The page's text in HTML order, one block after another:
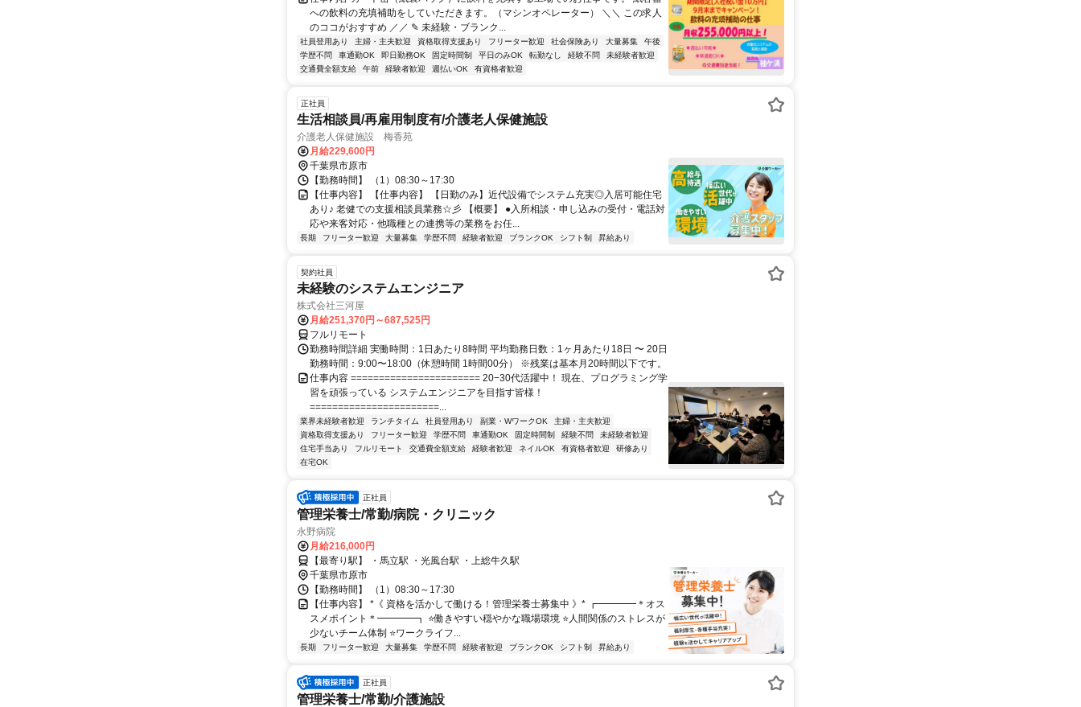
への飲料の充填補助をしていただきます。（マシンオペレーター） ＼＼ この求人
のココがおすすめ ／／ ✎ 未経験・ブランク...
社員登用あり 主婦・主夫歓迎 資格取得支援あり フリーター歓迎 社会保険あり 大量募集
午後
学歴不問
車通勤OK 即日勤務OK 固定時間制 平日のみOK 転勤なし 経験不問
未経験者歓迎
交通費全額支給
午前 経験者歓迎 週払いOK 有資格者歓迎
正社員
生活相談員/再雇用制度有/介護老人保健施設
介護老人保健施設 梅香苑
月給229,600円
千葉県市原市
【勤務時間】 （1）08:30～17:30
【仕事内容】 【仕事内容】 【日勤のみ】近代設備でシステム充実◎入居可能住宅
あり♪ 老健での支援相談員業務☆彡 【概要】 ●入所相談・申し込みの受付・電話対
応や来客対応・他職種との連携等の業務をお任...
長期 フリーター歓迎 大量募集 学歴不問 経験者歓迎 ブランクOK シフト制 昇給あり
契約社員
未経験のシステムエンジニア
株式会社三河屋
月給251,370円～687,525円
フルリモート
勤務時間詳細 実働時間：1日あたり8時間 平均勤務日数：1ヶ月あたり18日 〜 20日
勤務時間：9:00〜18:00（休憩時間 1時間00分） ※残業は基本月20時間以下です。
仕事内容 ======================= 20−30代活躍中！ 現在、プログラミング学
習を頑張っている システムエンジニアを目指す皆様！
=======================...
業界未経験者歓迎 ランチタイム 社員登用あり 副業・WワークOK
主婦・主夫歓迎
資格取得支援あり
フリーター歓迎 学歴不問 車通勤OK 固定時間制 経験不問
未経験者歓迎
住宅手当あり
フルリモート 交通費全額支給 経験者歓迎 ネイルOK 有資格者歓迎
研修あり
在宅OK
正社員
管理栄養士/常勤/病院・クリニック
永野病院
月給216,000円
【最寄り駅】 ・馬立駅 ・光風台駅 ・上総牛久駅
千葉県市原市
【勤務時間】 （1）08:30～17:30
【仕事内容】 *《 資格を活かして働ける！管理栄養士募集中 》* ┏━━━━＊オス
スメポイント＊━━━━┓ ⭐️働きやすい穏やかな職場環境 ⭐️人間関係のストレスが
少ないチーム体制 ⭐️ワークライフ...
長期 フリーター歓迎 大量募集 学歴不問 経験者歓迎 ブランクOK シフト制 昇給あり
正社員
管理栄養士/常勤/介護施設